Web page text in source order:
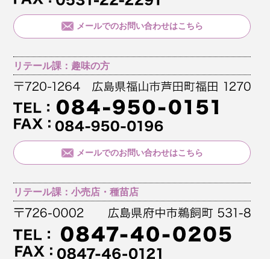
メールでのお問い合わせはこちら
リテール課：趣味の方
メールでのお問い合わせはこちら
リテール課：小売店・種苗店